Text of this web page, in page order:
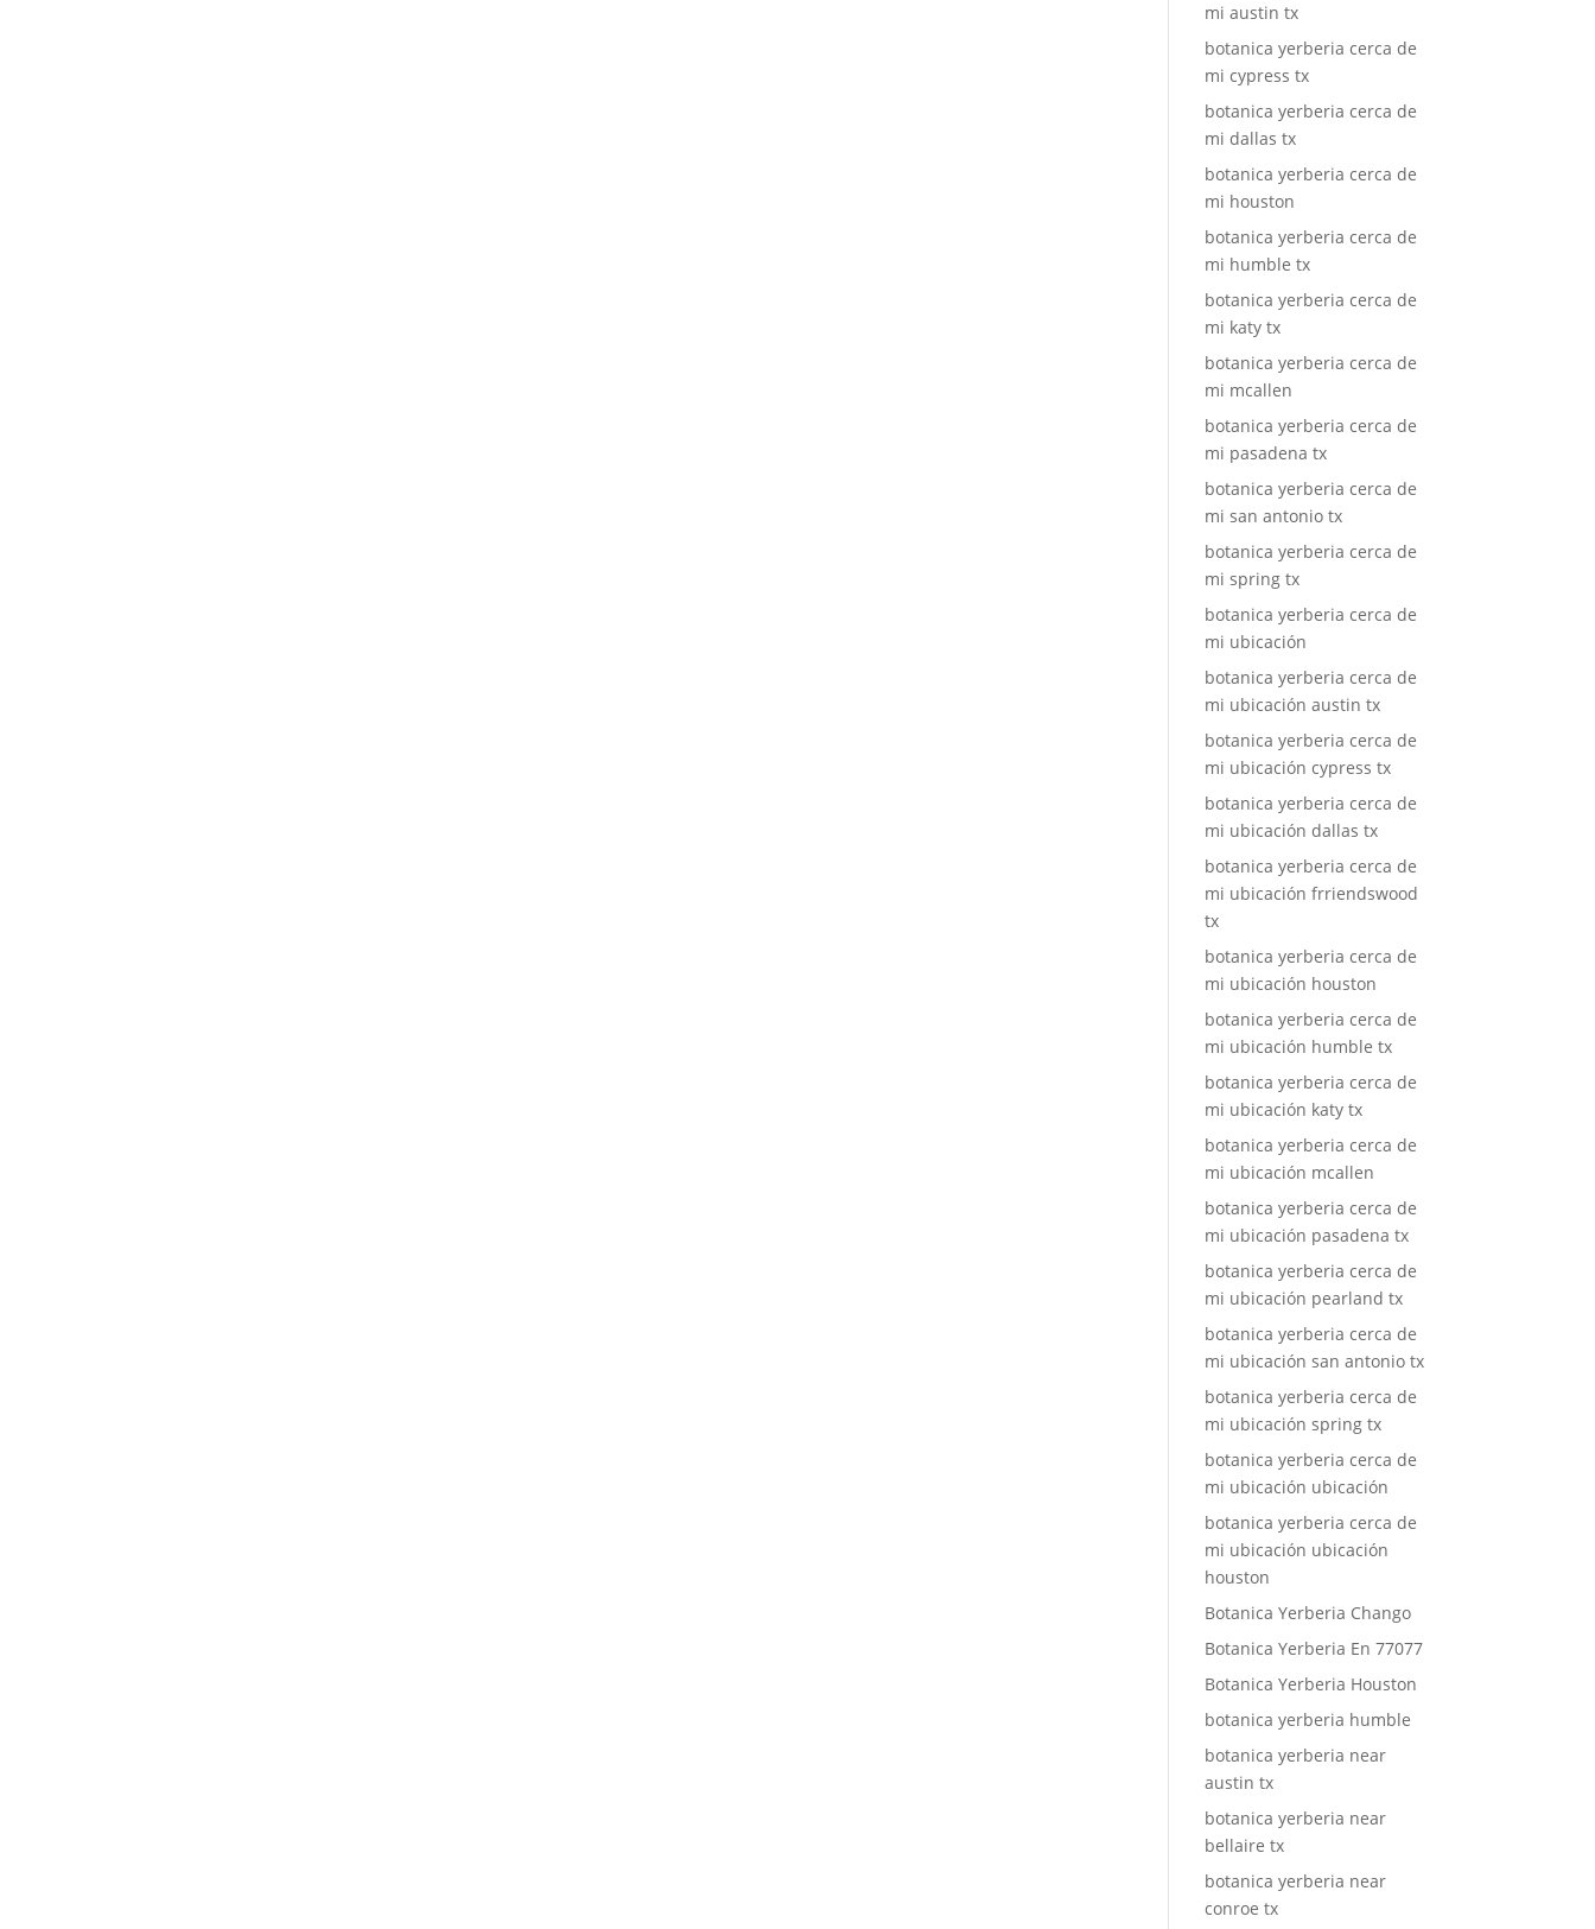
mi austin tx
botanica yerberia cerca de
mi cypress tx
botanica yerberia cerca de
mi dallas tx
botanica yerberia cerca de
mi houston
botanica yerberia cerca de
mi humble tx
botanica yerberia cerca de
mi katy tx
botanica yerberia cerca de
mi mcallen
botanica yerberia cerca de
mi pasadena tx
botanica yerberia cerca de
mi san antonio tx
botanica yerberia cerca de
mi spring tx
botanica yerberia cerca de
mi ubicación
botanica yerberia cerca de
mi ubicación austin tx
botanica yerberia cerca de
mi ubicación cypress tx
botanica yerberia cerca de
mi ubicación dallas tx
botanica yerberia cerca de
mi ubicación frriendswood
tx
botanica yerberia cerca de
mi ubicación houston
botanica yerberia cerca de
mi ubicación humble tx
botanica yerberia cerca de
mi ubicación katy tx
botanica yerberia cerca de
mi ubicación mcallen
botanica yerberia cerca de
mi ubicación pasadena tx
botanica yerberia cerca de
mi ubicación pearland tx
botanica yerberia cerca de
mi ubicación san antonio tx
botanica yerberia cerca de
mi ubicación spring tx
botanica yerberia cerca de
mi ubicación ubicación
botanica yerberia cerca de
mi ubicación ubicación
houston
Botanica Yerberia Chango
Botanica Yerberia En 77077
Botanica Yerberia Houston
botanica yerberia humble
botanica yerberia near
austin tx
botanica yerberia near
bellaire tx
botanica yerberia near
conroe tx